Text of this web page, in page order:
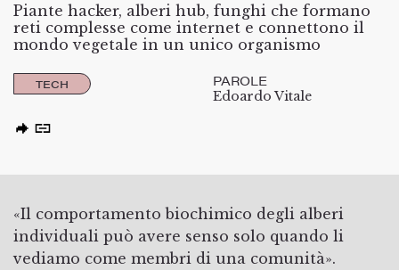
Piante hacker, alberi hub, funghi che formano
reti complesse come internet e connettono il
mondo vegetale in un unico organismo
TECH PAROLE
Edoardo Vitale
«Il comportamento biochimico degli alberi
individuali può avere senso solo quando li
vediamo come membri di una comunità».